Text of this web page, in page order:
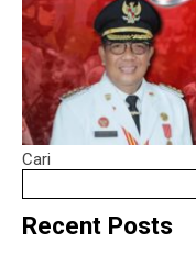
Cari
Recent Posts